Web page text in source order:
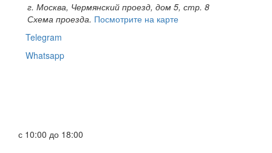
г. Москва, Чермянский проезд, дом 5, стр. 8
Схема проезда. Посмотрите на карте
Telegram
Whatsapp
с 10:00 до 18:00